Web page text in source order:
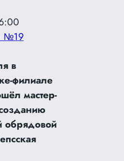
№19
в
филиале
мастер-
обрядовой